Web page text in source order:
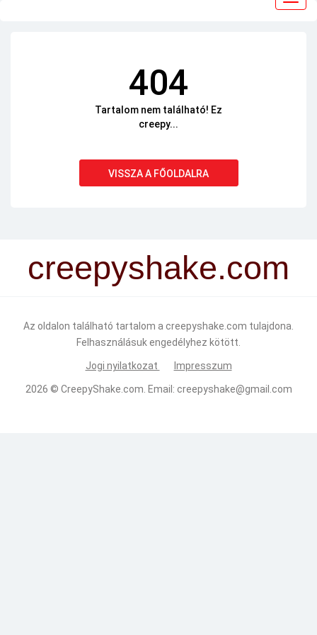
404
Tartalom nem található! Ez
creepy...
VISSZA A FŐOLDALRA
creepyshake.com
Az oldalon található tartalom a creepyshake.com tulajdona.
Felhasználásuk engedélyhez kötött.
Jogi nyilatkozat Impresszum
2026 © CreepyShake.com . Email: creepyshake@gmail.com